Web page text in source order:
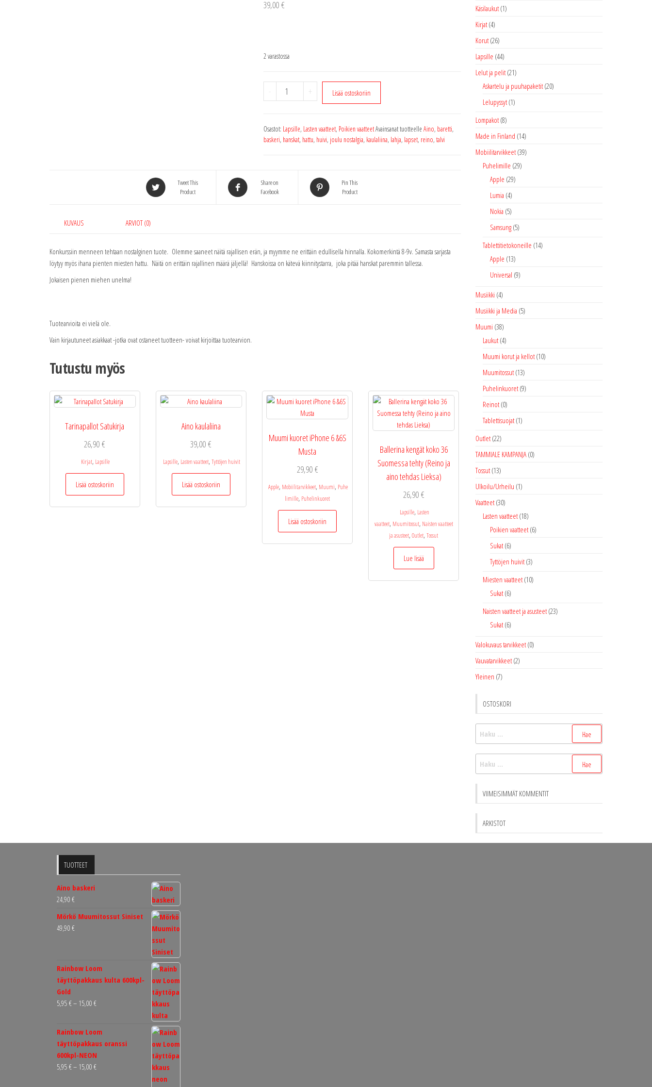
39,00 €
2 varastossa
-
Reino
hanskat
Pehmeillä
karhunkynsillä
+ Lisää ostoskoriin
Osastot: Lapsille, Lasten vaatteet, Poikien vaatteetAvainsanat tuotteelle Aino, baretti,
baskeri, hanskat, hattu, huivi, joulu nostalgia, kaulaliina, lahja, lapset, reino, talvi
Tweet This
Product
Share on
Facebook
Pin This
Product
KUVAUS ARVIOT (0)
Konkurssiin menneen tehtaan nostalginen tuote. Olemme saaneet näitä rajallisen erän, ja myymme ne erittäin edullisella hinnalla. Kokomerkintä 8-9v. Samasta sarjasta
löytyy myös ihana pienten miesten hattu. Näitä on erittäin rajallinen määrä jäljellä! Hanskoissa on kätevä kiinnitystarra, joka pitää hanskat paremmin tallessa.
Jokaisen pienen miehen unelma!
Tuotearvioita ei vielä ole.
Vain kirjautuneet asiakkaat -jotka ovat ostaneet tuotteen- voivat kirjoittaa tuotearvion.
Tutustu myös
Tarinapallot Satukirja
26,90€
Kirjat, Lapsille
Lisää ostoskoriin
Aino kaulaliina
39,00€
Lapsille, Lasten vaatteet, Tyttöjen huivit
Lisää ostoskoriin
Muumi kuoret iPhone 6 &6S
Musta
29,90 €
Apple, Mobiilitarvikkeet, Muumi, Puhe
limille, Puhelinkuoret
Lisää ostoskoriin
Ballerina kengät koko 36
Suomessa tehty (Reino ja
aino tehdas Lieksa)
26,90 €
Lapsille, Lasten
vaatteet, Muumitossut, Naisten vaatteet
ja asusteet, Outlet, Tossut
Lue lisää
Käsilaukut (1)
Kirjat (4)
Korut (26)
Lapsille (44)
Lelut ja pelit (21)
Askartelu ja puuhapaketit (20)
Lelupyssyt (1)
Lompakot (8)
Made in Finland (14)
Mobiilitarvikkeet (39)
Puhelimille (29)
Apple (29)
Lumia (4)
Nokia (5)
Samsung (5)
Tablettitietokoneille (14)
Apple (13)
Universal (9)
Musiikki (4)
Musiikki ja Media (5)
Muumi (38)
Laukut (4)
Muumi korut ja kellot (10)
Muumitossut (13)
Puhelinkuoret (9)
Reinot (0)
Tablettisuojat (1)
Outlet (22)
TAMMIALE KAMPANJA (0)
Tossut (13)
Ulkoilu/Urheilu (1)
Vaatteet (30)
Lasten vaatteet (18)
Poikien vaatteet (6)
Sukat (6)
Tyttöjen huivit (3)
Miesten vaatteet (10)
Sukat (6)
Naisten vaatteet ja asusteet (23)
Sukat (6)
Valokuvaus tarvikkeet (0)
Vauvatarvikkeet (2)
Yleinen (7)
OSTOSKORI
Haku:
Haku:
VIIMEISIMMÄT KOMMENTIT
ARKISTOT
TUOTTEET
Aino baskeri
24,90 €
Mörkö Muumitossut Siniset
49,90 €
Rainbow Loom
täyttöpakkaus kulta 600kpl-
Gold
5,95 €– 15,00 €Hintaluokka:
15,00 €
Rainbow Loom
täyttöpakkaus oranssi
600kpl-NEON
5,95 €– 15,00 €Hintaluokka: